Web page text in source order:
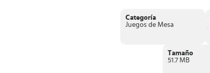
Categoría
Juegos de Mesa
Tamaño
51.7 MB